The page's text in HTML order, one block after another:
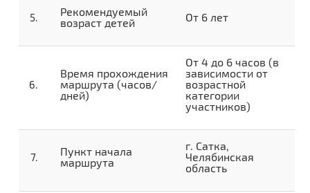
Рекомендуемый
возраст детей
От 6 лет
Время прохождения
маршрута (часов/
дней)
От 4 до 6 часов (в
зависимости от
возрастной
категории
участников)
Пункт начала
маршрута
г. Сатка,
Челябинская
область